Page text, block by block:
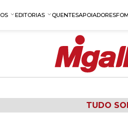
EDITORIAS QUENTESAPOIADORES
TUDO